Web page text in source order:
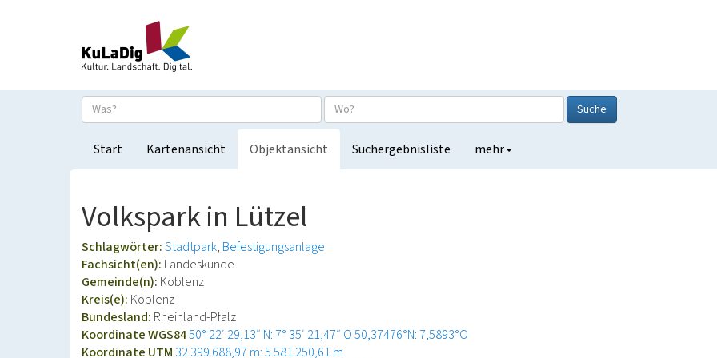
Suche
Start Kartenansicht Objektansicht Suchergebnisliste mehr
Volkspark in Lützel
Schlagwörter:Stadtpark Befestigungsanlage
Fachsicht(en): Landeskunde
Gemeinde(n): Koblenz
Kreis(e): Koblenz
Bundesland: Rheinland-Pfalz
Koordinate WGS8450° 22′ 29,13″ N: 7° 35′ 21,47″ O50,37476°N: 7,5893°O
Koordinate UTM 32.399.688,97 m: 5.581.250,61 m